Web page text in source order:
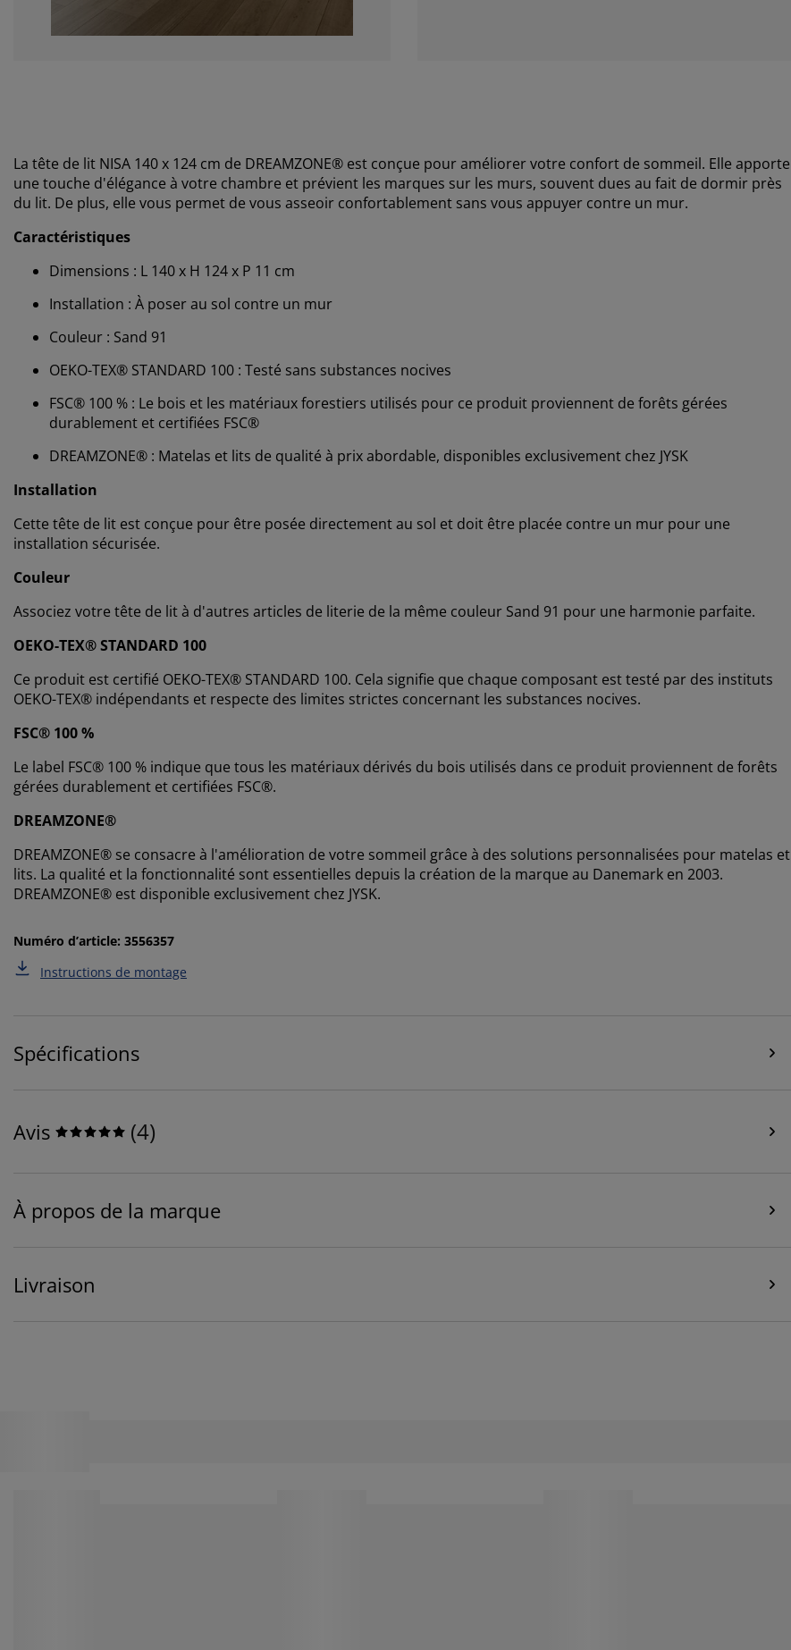
La tête de lit NISA 140 x 124 cm de DREAMZONE® est conçue pour améliorer votre confort de sommeil. Elle apporte
une touche d'élégance à votre chambre et prévient les marques sur les murs, souvent dues au fait de dormir près
du lit. De plus, elle vous permet de vous asseoir confortablement sans vous appuyer contre un mur.
Caractéristiques
Dimensions : L 140 x H 124 x P 11 cm
Installation : À poser au sol contre un mur
Couleur : Sand 91
OEKO-TEX® STANDARD 100 : Testé sans substances nocives
FSC® 100 % : Le bois et les matériaux forestiers utilisés pour ce produit proviennent de forêts gérées
durablement et certifiées FSC®
DREAMZONE® : Matelas et lits de qualité à prix abordable, disponibles exclusivement chez JYSK
Installation
Cette tête de lit est conçue pour être posée directement au sol et doit être placée contre un mur pour une
installation sécurisée.
Couleur
Associez votre tête de lit à d'autres articles de literie de la même couleur Sand 91 pour une harmonie parfaite.
OEKO-TEX® STANDARD 100
Ce produit est certifié OEKO-TEX® STANDARD 100. Cela signifie que chaque composant est testé par des instituts
OEKO-TEX® indépendants et respecte des limites strictes concernant les substances nocives.
FSC® 100 %
Le label FSC® 100 % indique que tous les matériaux dérivés du bois utilisés dans ce produit proviennent de forêts
gérées durablement et certifiées FSC®.
DREAMZONE®
DREAMZONE® se consacre à l'amélioration de votre sommeil grâce à des solutions personnalisées pour matelas et
lits. La qualité et la fonctionnalité sont essentielles depuis la création de la marque au Danemark en 2003.
DREAMZONE® est disponible exclusivement chez JYSK.
Numéro d’article: 3556357
Instructions de montage
Spécifications
Avis (4)
À propos de la marque
Livraison